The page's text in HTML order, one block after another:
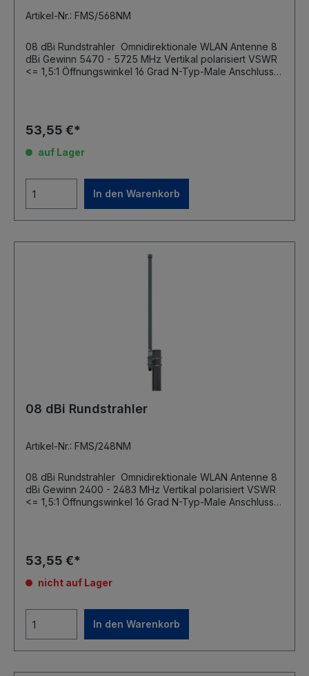
Artikel-Nr.: FMS/568NM
08 dBi Rundstrahler Omnidirektionale WLAN Antenne 8
dBi Gewinn 5470 - 5725 MHz Vertikal polarisiert VSWR
<= 1,5:1 Öffnungswinkel 16 Grad N-Typ-Male Anschluss
53,55 €*
auf Lager
In den Warenkorb
08 dBi Rundstrahler
Artikel-Nr.: FMS/248NM
08 dBi Rundstrahler Omnidirektionale WLAN Antenne 8
dBi Gewinn 2400 - 2483 MHz Vertikal polarisiert VSWR
<= 1,5:1 Öffnungswinkel 16 Grad N-Typ-Male Anschluss
53,55 €*
nicht auf Lager
In den Warenkorb